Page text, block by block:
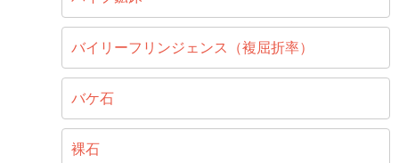
バイリーフリンジェンス（複屈折率）
バケ石
裸石